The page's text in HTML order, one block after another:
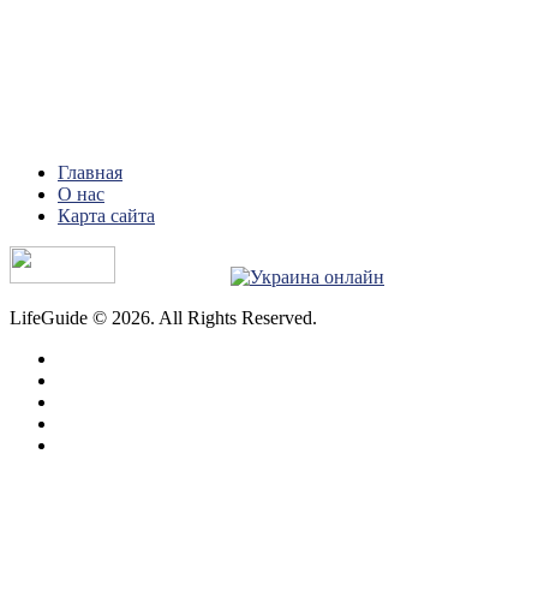
Главная
О нас
Карта сайта
LifeGuide © 2026. All Rights Reserved.